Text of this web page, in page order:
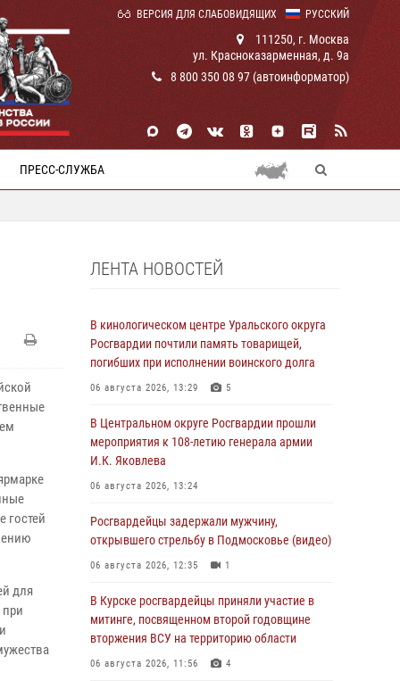
РУССКИЙ
ВЕРСИЯ ДЛЯ СЛАБОВИДЯЩИХ
111250, г. Москва
ул. Красноказарменная, д. 9а
8 800 350 08 97 (автоинформатор)
ПРЕСС-СЛУЖБА
гостей
для
ЛЕНТА НОВОСТЕЙ
В кинологическом центре Уральского округа
Росгвардии почтили память товарищей,
погибших при исполнении воинского долга
06 августа 2026, 13:29 5
В Центральном округе Росгвардии прошли
мероприятия к 108‑летию генерала армии
И.К. Яковлева
06 августа 2026, 13:24
Росгвардейцы задержали мужчину,
открывшего стрельбу в Подмосковье (видео)
06 августа 2026, 12:35 1
В Курске росгвардейцы приняли участие в
митинге, посвященном второй годовщине
вторжения ВСУ на территорию области
06 августа 2026, 11:56 4